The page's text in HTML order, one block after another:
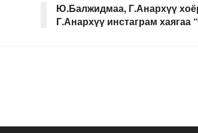
Ю.Балжидмаа, Г.Анархүү
Г.Анархүү инстаграм хаягаа